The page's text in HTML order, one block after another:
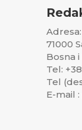
71000
Bosna
Tel:
Tel
E-mail